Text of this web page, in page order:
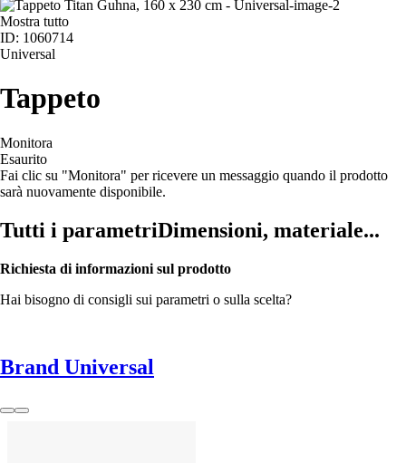
Mostra tutto
ID: 1060714
Universal
Tappeto
Monitora
Esaurito
Fai clic su "Monitora" per ricevere un messaggio quando il prodotto
sarà nuovamente disponibile.
Tutti i parametriDimensioni, materiale...
Richiesta di informazioni sul prodotto
Hai bisogno di consigli sui parametri o sulla scelta?
Brand Universal